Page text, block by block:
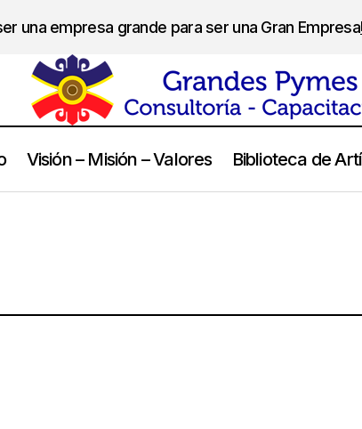
una empresa grande para ser una Gran Empresa
Visión – Misión – Valores Biblioteca de